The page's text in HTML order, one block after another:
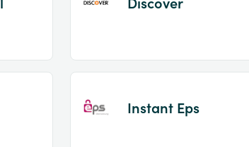
Instant Eps